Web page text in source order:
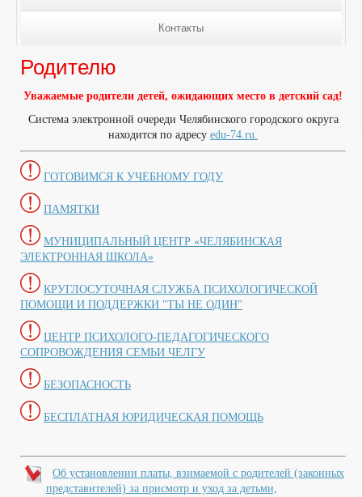
Контакты
Родителю
Уважаемые родители детей, ожидающих место в детский сад!
Система электронной очереди Челябинского городского округа
находится по адресуedu-74.ru.
ГОТОВИМСЯ К УЧЕБНОМУ ГОДУ
ПАМЯТКИ
МУНИЦИПАЛЬНЫЙ ЦЕНТР «ЧЕЛЯБИНСКАЯ
ЭЛЕКТРОННАЯ ШКОЛА»
КРУГЛОСУТОЧНАЯ СЛУЖБА ПСИХОЛОГИЧЕСКОЙ
ПОМОЩИ И ПОДДЕРЖКИ "ТЫ НЕ ОДИН"
ЦЕНТР ПСИХОЛОГО-ПЕДАГОГИЧЕСКОГО
СОПРОВОЖДЕНИЯ СЕМЬИ ЧЕЛГУ
БЕЗОПАСНОСТЬ
БЕСПЛАТНАЯ ЮРИДИЧЕСКАЯ ПОМОЩЬ
Об установлении платы, взимаемой с родителей (законных
представителей) за присмотр и уход за детьми,